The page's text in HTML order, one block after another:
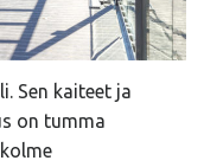
Sen kaiteet ja
on tumma